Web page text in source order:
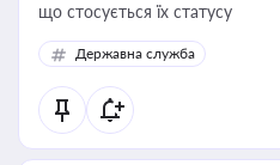
що стосується їх статусу
Державна служба